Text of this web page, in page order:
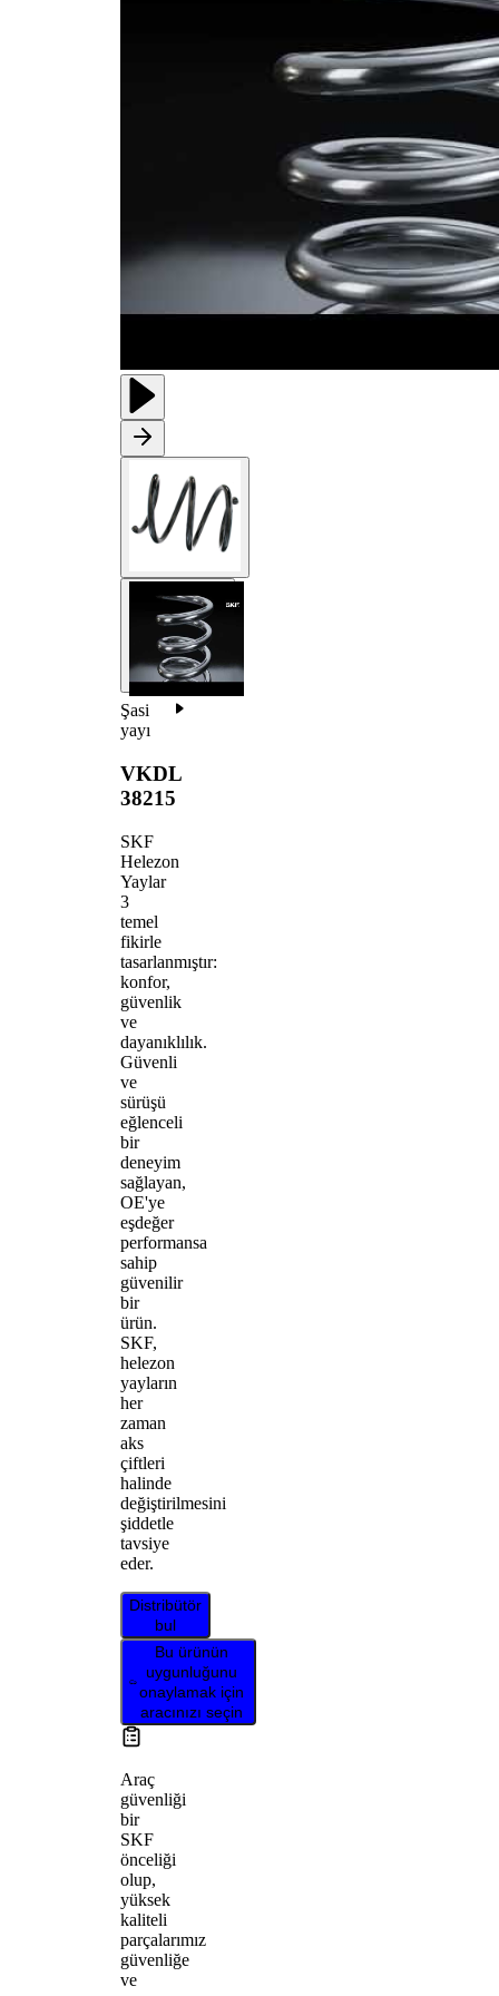
Şasi
yayı
VKDL
38215
SKF
Helezon
Yaylar
3
temel
fikirle
tasarlanmıştır:
konfor,
güvenlik
ve
dayanıklılık.
Güvenli
ve
sürüşü
eğlenceli
bir
deneyim
sağlayan,
OE'ye
eşdeğer
performansa
sahip
güvenilir
bir
ürün.
SKF,
helezon
yayların
her
zaman
aks
çiftleri
halinde
değiştirilmesini
şiddetle
tavsiye
eder.
Distribütör
bul
Bu ürünün
uygunluğunu
onaylamak için
aracınızı seçin
Araç
güvenliği
bir
SKF
önceliği
olup,
yüksek
kaliteli
parçalarımız
güvenliğe
ve